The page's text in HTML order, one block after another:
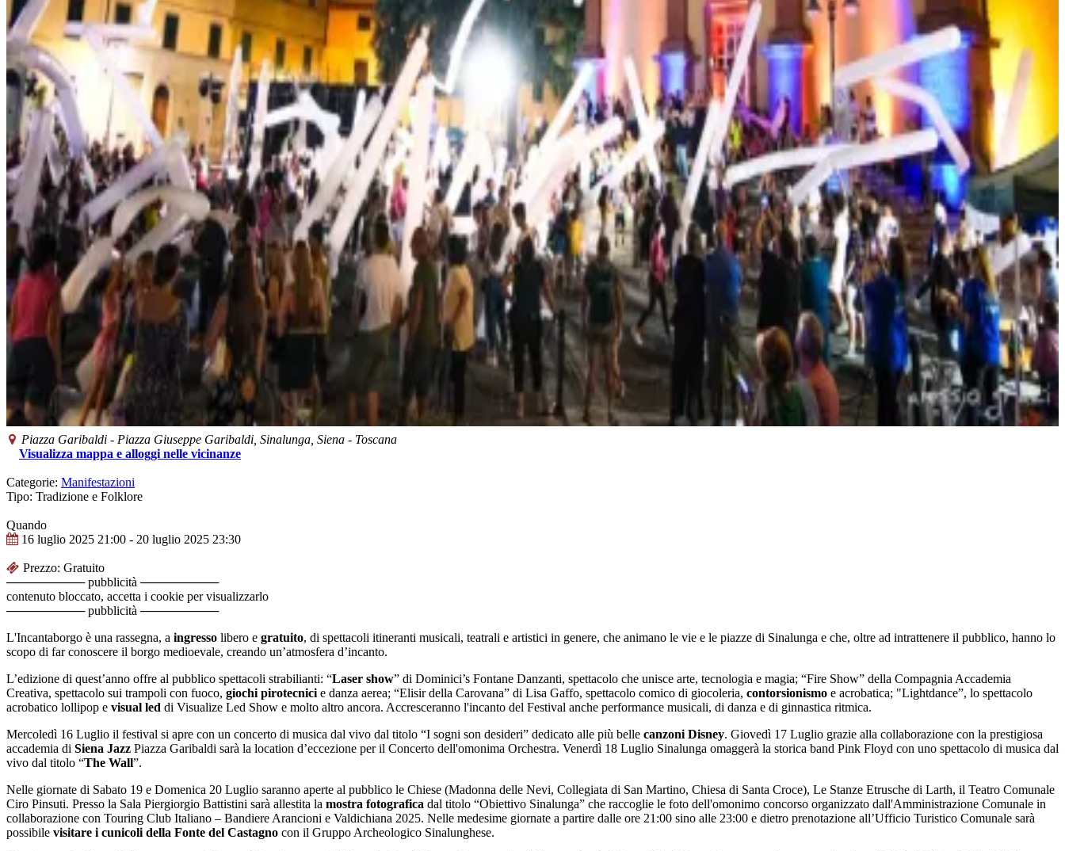
Piazza Garibaldi - Piazza Giuseppe Garibaldi,Sinalunga , Siena - Toscana
Visualizza mappa e alloggi nelle vicinanze
Categorie: Manifestazioni
Tipo: Tradizione e Folklore
Quando
16 luglio 2025 21:00 - 20 luglio 2025 23:30
Prezzo: Gratuito
───────── pubblicità ─────────
contenuto bloccato, accetta i cookie per visualizzarlo
───────── pubblicità ─────────
L'Incantaborgo è una rassegna, a ingresso libero e gratuito, di spettacoli itineranti musicali, teatrali e artistici in genere, che animano le vie e le piazze di Sinalunga e che, oltre ad intrattenere il pubblico, hanno lo
scopo di far conoscere il borgo medioevale, creando un’atmosfera d’incanto.
L’edizione di quest’anno offre al pubblico spettacoli strabilianti: “Laser show” di Dominici’s Fontane Danzanti, spettacolo che unisce arte, tecnologia e magia; “Fire Show” della Compagnia Accademia
Creativa, spettacolo sui trampoli con fuoco, giochi pirotecnici e danza aerea; “Elisir della Carovana” di Lisa Gaffo, spettacolo comico di giocoleria, contorsionismo e acrobatica; "Lightdance”, lo spettacolo
acrobatico lollipop e visual led di Visualize Led Show e molto altro ancora. Accresceranno l'incanto del Festival anche performance musicali, di danza e di ginnastica ritmica.
Mercoledì 16 Luglio il festival si apre con un concerto di musica dal vivo dal titolo “I sogni son desideri” dedicato alle più belle canzoni Disney. Giovedì 17 Luglio grazie alla collaborazione con la prestigiosa
accademia di Siena Jazz Piazza Garibaldi sarà la location d’eccezione per il Concerto dell'omonima Orchestra. Venerdì 18 Luglio Sinalunga omaggerà la storica band Pink Floyd con uno spettacolo di musica dal
vivo dal titolo “The Wall”.
Nelle giornate di Sabato 19 e Domenica 20 Luglio saranno aperte al pubblico le Chiese (Madonna delle Nevi, Collegiata di San Martino, Chiesa di Santa Croce), Le Stanze Etrusche di Larth, il Teatro Comunale
Ciro Pinsuti. Presso la Sala Piergiorgio Battistini sarà allestita la mostra fotografica dal titolo “Obiettivo Sinalunga” che raccoglie le foto dell'omonimo concorso organizzato dall'Amministrazione Comunale in
collaborazione con Touring Club Italiano – Bandiere Arancioni e Valdichiana 2025. Nelle medesime giornate a partire dalle ore 21:00 sino alle 23:00 e dietro prenotazione all’Ufficio Turistico Comunale sarà
possibile visitare i cunicoli della Fonte del Castagno con il Gruppo Archeologico Sinalunghese.